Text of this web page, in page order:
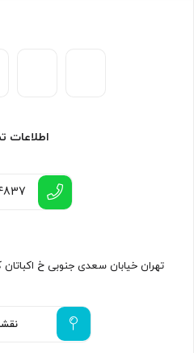
اطلاعات
تهران خیابان سعدی جنوبی خ اکباتان